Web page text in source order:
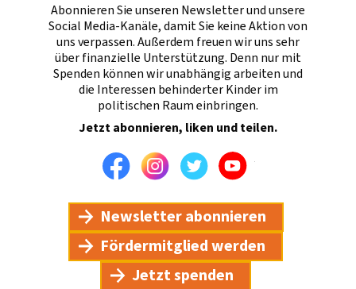
Abonnieren Sie unseren Newsletter und unsere
Social Media-Kanäle, damit Sie keine Aktion von
uns verpassen. Außerdem freuen wir uns sehr
über finanzielle Unterstützung. Denn nur mit
Spenden können wir unabhängig arbeiten und
die Interessen behinderter Kinder im
politischen Raum einbringen.
Jetzt abonnieren, liken und teilen.
FacebookInstagramTwitterYoutube
Newsletter abonnieren
Fördermitglied werden
Jetzt spenden